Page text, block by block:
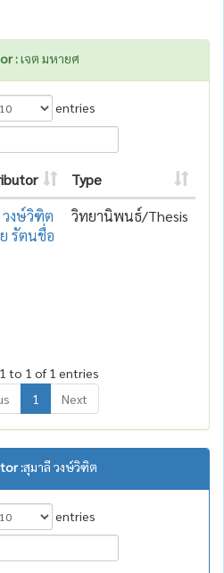
:เจต มหายศ
entries
Type
งษ์วิฑิต
รัตนชื่อ
วิทยานิพนธ์/Thesis
to 1 of 1 entries
1 Next
:สุมาลี วงษ์วิฑิต
entries